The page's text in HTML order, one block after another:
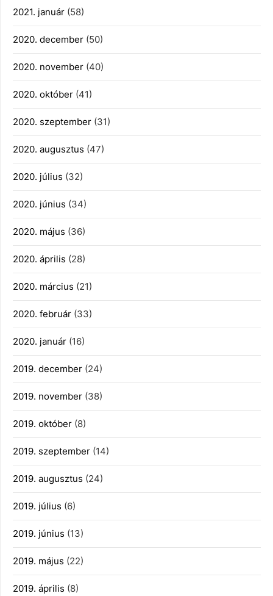
2021. január (58)
2020. december (50)
2020. november (40)
2020. október (41)
2020. szeptember (31)
2020. augusztus (47)
2020. július (32)
2020. június (34)
2020. május (36)
2020. április (28)
2020. március (21)
2020. február (33)
2020. január (16)
2019. december (24)
2019. november (38)
2019. október (8)
2019. szeptember (14)
2019. augusztus (24)
2019. július (6)
2019. június (13)
2019. május (22)
2019. április (8)